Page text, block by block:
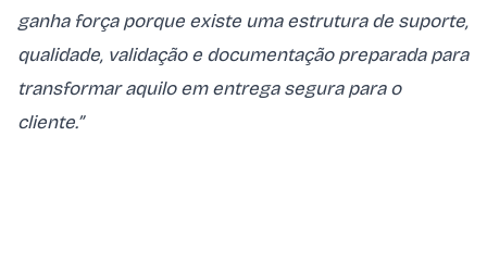
ganha força porque existe uma estrutura de suporte,
qualidade, validação e documentação preparada para
transformar aquilo em entrega segura para o
cliente.”